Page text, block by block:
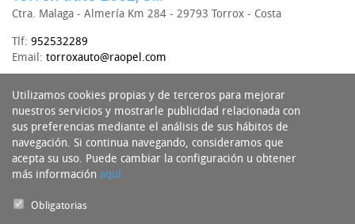
Ctra. Malaga - Almería Km 284 - 29793 Torrox - Costa
Tlf: 952532289
Email: torroxauto@raopel.com
Utilizamos cookies propias y de terceros para mejorar
nuestros servicios y mostrarle publicidad relacionada con
sus preferencias mediante el análisis de sus hábitos de
navegación. Si continua navegando, consideramos que
acepta su uso. Puede cambiar la configuración u obtener
más información aquí
Obligatorias